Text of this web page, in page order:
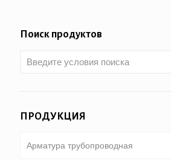
Поиск продуктов
ПРОДУКЦИЯ
Арматура трубопроводная